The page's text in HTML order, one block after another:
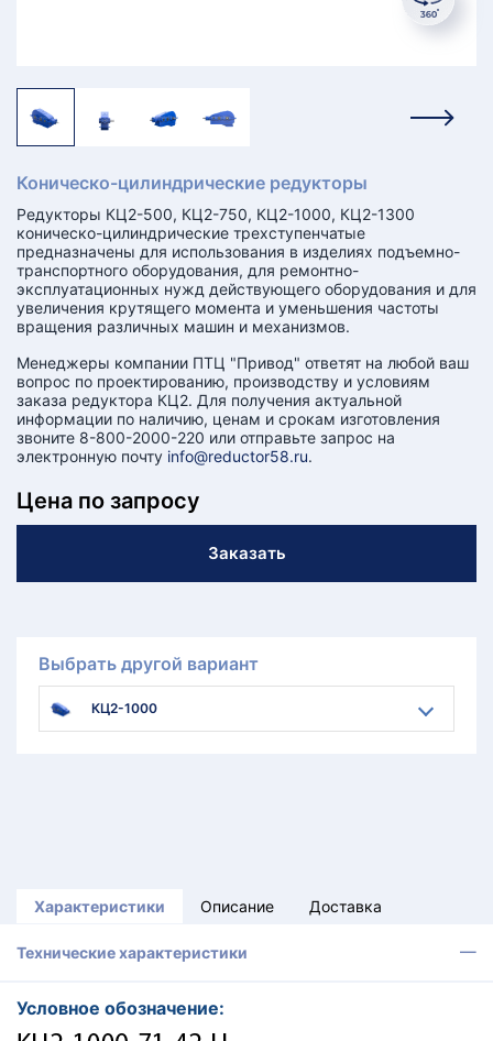
Коническо-цилиндрические редукторы
Редукторы КЦ2-500, КЦ2-750, КЦ2-1000, КЦ2-1300
коническо-цилиндрические трехступенчатые
предназначены для использования в изделиях подъемно-
транспортного оборудования, для ремонтно-
эксплуатационных нужд действующего оборудования и для
увеличения крутящего момента и уменьшения частоты
вращения различных машин и механизмов.
Менеджеры компании ПТЦ "Привод" ответят на любой ваш
вопрос по проектированию, производству и условиям
заказа редуктора КЦ2. Для получения актуальной
информации по наличию, ценам и срокам изготовления
звоните 8-800-2000-220 или отправьте запрос на
электронную почту info@reductor58.ru.
Цена по запросу
Заказать
Выбрать другой вариант
КЦ2-1000
Характеристики Описание Доставка
Технические характеристики
Условное обозначение: